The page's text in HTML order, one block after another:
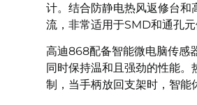
计。结合防静电热风返修台
流，非常适用于SMD和通孔元
高迪868配备智能微电脑传感
同时保持温和且强劲的性能
制，当手柄放回支架时，智能